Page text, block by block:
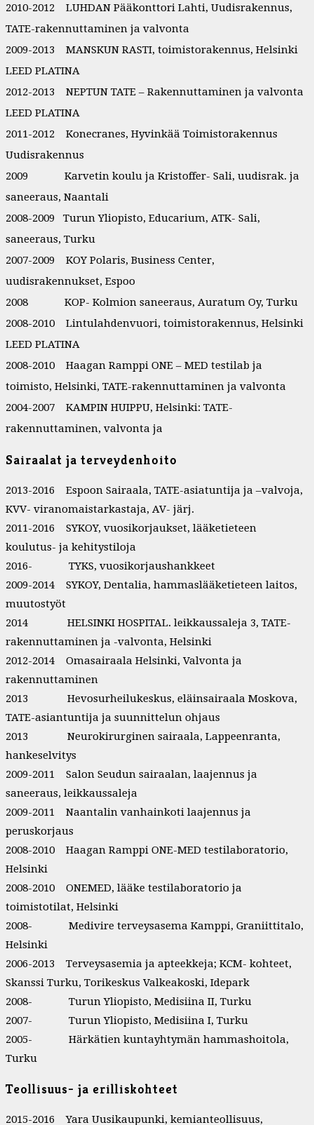
2010-2012 LUHDAN Pääkonttori Lahti, Uudisrakennus,
TATE-rakennuttaminen ja valvonta
2009-2013 MANSKUN RASTI, toimistorakennus, Helsinki
LEED PLATINA
2012-2013 NEPTUN TATE – Rakennuttaminen ja valvonta
LEED PLATINA
2011-2012 Konecranes, Hyvinkää Toimistorakennus
Uudisrakennus
2009 Karvetin koulu ja Kristoffer- Sali, uudisrak. ja
saneeraus, Naantali
2008-2009 Turun Yliopisto, Educarium, ATK- Sali,
saneeraus, Turku
2007-2009 KOY Polaris, Business Center,
uudisrakennukset, Espoo
2008 KOP- Kolmion saneeraus, Auratum Oy, Turku
2008-2010 Lintulahdenvuori, toimistorakennus, Helsinki
LEED PLATINA
2008-2010 Haagan Ramppi ONE – MED testilab ja
toimisto, Helsinki, TATE-rakennuttaminen ja valvonta
2004-2007 KAMPIN HUIPPU, Helsinki: TATE-
rakennuttaminen, valvonta ja
Sairaalat ja terveydenhoito
2013-2016 Espoon Sairaala, TATE-asiatuntija ja –valvoja,
KVV- viranomaistarkastaja, AV- järj.
2011-2016 SYKOY, vuosikorjaukset, lääketieteen
koulutus- ja kehitystiloja
2016- TYKS, vuosikorjaushankkeet
2009-2014 SYKOY, Dentalia, hammaslääketieteen laitos,
muutostyöt
2014 HELSINKI HOSPITAL. leikkaussaleja 3, TATE-
rakennuttaminen ja -valvonta, Helsinki
2012-2014 Omasairaala Helsinki, Valvonta ja
rakennuttaminen
2013 Hevosurheilukeskus, eläinsairaala Moskova,
TATE-asiantuntija ja suunnittelun ohjaus
2013 Neurokirurginen sairaala, Lappeenranta,
hankeselvitys
2009-2011 Salon Seudun sairaalan, laajennus ja
saneeraus, leikkaussaleja
2009-2011 Naantalin vanhainkoti laajennus ja
peruskorjaus
2008-2010 Haagan Ramppi ONE-MED testilaboratorio,
Helsinki
2008-2010 ONEMED, lääke testilaboratorio ja
toimistotilat, Helsinki
2008- Medivire terveysasema Kamppi, Graniittitalo,
Helsinki
2006-2013 Terveysasemia ja apteekkeja; KCM- kohteet,
Skanssi Turku, Torikeskus Valkeakoski, Idepark
2008- Turun Yliopisto, Medisiina II, Turku
2007- Turun Yliopisto, Medisiina I, Turku
2005- Härkätien kuntayhtymän hammashoitola,
Turku
Teollisuus- ja erilliskohteet
2015-2016 Yara Uusikaupunki, kemianteollisuus,